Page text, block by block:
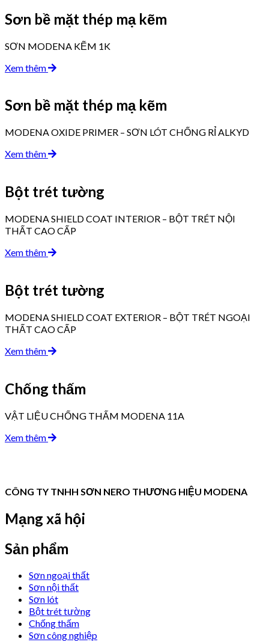
Sơn bề mặt thép mạ kẽm
SƠN MODENA KẼM 1K
Xem thêm
Sơn bề mặt thép mạ kẽm
MODENA OXIDE PRIMER – SƠN LÓT CHỐNG RỈ ALKYD
Xem thêm
Bột trét tường
MODENA SHIELD COAT INTERIOR – BỘT TRÉT NỘI
THẤT CAO CẤP
Xem thêm
Bột trét tường
MODENA SHIELD COAT EXTERIOR – BỘT TRÉT NGOẠI
THẤT CAO CẤP
Xem thêm
Chống thấm
VẬT LIỆU CHỐNG THẤM MODENA 11A
Xem thêm
CÔNG TY TNHH SƠN NERO THƯƠNG HIỆU MODENA
Mạng xã hội
Sản phẩm
Sơn ngoại thất
Sơn nội thất
Sơn lót
Bột trét tường
Chống thấm
Sơn công nghiệp